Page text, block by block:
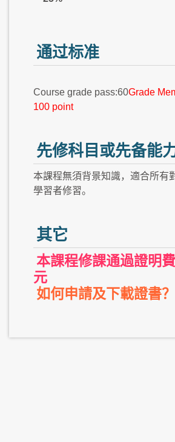
通过标准
Course grade pass:60Grade
100 point
先修科目或先备能
本課程無須背景知識，適合所有
學習者修習。
其它
本課程修課通過證明
元
如何申請及下載證書？